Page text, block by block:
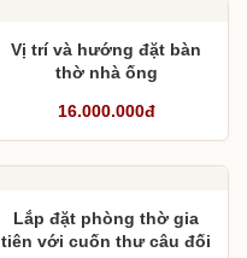
Vị trí và hướng đặt bàn
thờ nhà ống
16.000.000đ
Lắp đặt phòng thờ gia
tiên với cuốn thư câu đối